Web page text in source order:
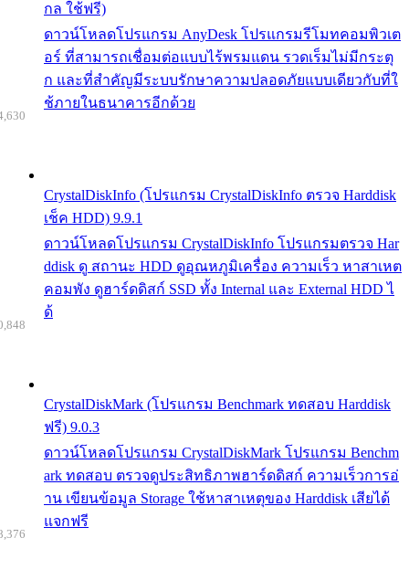
กล ใช้ฟรี)
ดาวน์โหลดโปรแกรม AnyDesk โปรแกรมรีโมทคอมพิวเต
อร์ ที่สามารถเชื่อมต่อแบบไร้พรมแดน รวดเร็มไม่มีกระตุ
ก และที่สำคัญมีระบบรักษาความปลอดภัยแบบเดียวกับที่ใ
ช้ภายในธนาคารอีกด้วย
CrystalDiskInfo (โปรแกรม CrystalDiskInfo ตรวจ Harddisk
เช็ค HDD) 9.9.1
ดาวน์โหลดโปรแกรม CrystalDiskInfo โปรแกรมตรวจ Har
ddisk ดู สถานะ HDD ดูอุณหภูมิเครื่อง ความเร็ว หาสาเหต
คอมพัง ดูฮาร์ดดิสก์ SSD ทั้ง Internal และ External HDD ไ
ด้
CrystalDiskMark (โปรแกรม Benchmark ทดสอบ Harddisk
ฟรี) 9.0.3
ดาวน์โหลดโปรแกรม CrystalDiskMark โปรแกรม Benchm
ark ทดสอบ ตรวจดูประสิทธิภาพฮาร์ดดิสก์ ความเร็วการอ่
าน เขียนข้อมูล Storage ใช้หาสาเหตุของ Harddisk เสียได้
แจกฟรี